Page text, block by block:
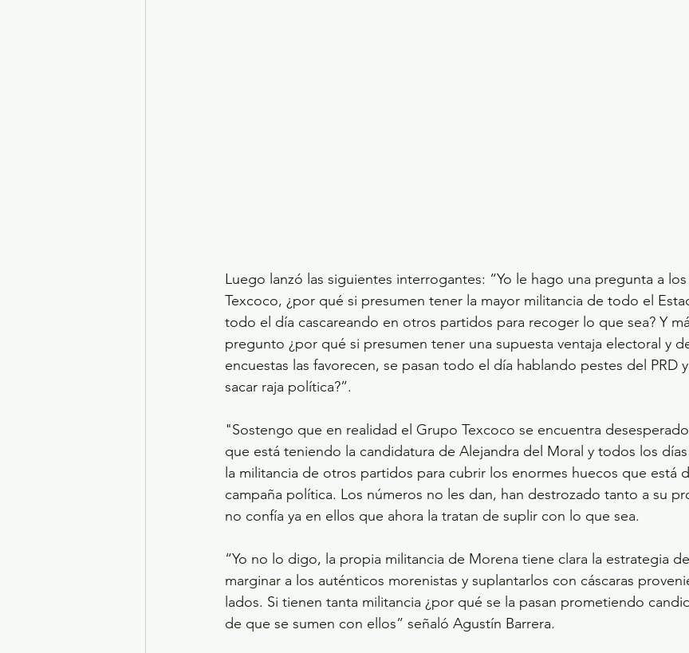
Luego lanzó las siguientes interrogantes: “Yo le hago una pregunta a
Texcoco, ¿por qué si presumen tener la mayor militancia de todo el
todo el día cascareando en otros partidos para recoger lo que sea? Y
pregunto ¿por qué si presumen tener una supuesta ventaja electoral y
encuestas las favorecen, se pasan todo el día hablando pestes del PRD
sacar raja política?”.
"Sostengo que en realidad el Grupo Texcoco se encuentra
que está teniendo la candidatura de Alejandra del Moral y todos los días
la militancia de otros partidos para cubrir los enormes huecos que está
campaña política. Los números no les dan, han destrozado tanto a su
no confía ya en ellos que ahora la tratan de suplir con lo que sea.
“Yo no lo digo, la propia militancia de Morena tiene clara la estrategia
marginar a los auténticos morenistas y suplantarlos con cáscaras
lados. Si tienen tanta militancia ¿por qué se la pasan prometiendo
de que se sumen con ellos” señaló Agustín Barrera.